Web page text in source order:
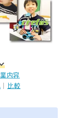
内容
比較